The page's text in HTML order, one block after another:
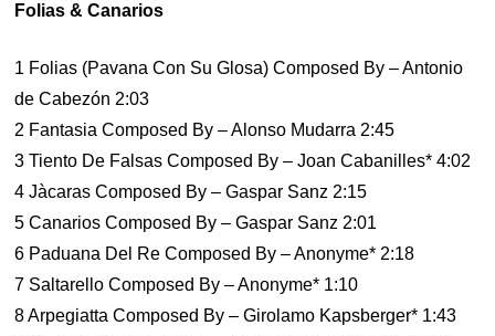
Folias & Canarios
1 Folias (Pavana Con Su Glosa) Composed By – Antonio
de Cabezón 2:03
2 Fantasia Composed By – Alonso Mudarra 2:45
3 Tiento De Falsas Composed By – Joan Cabanilles* 4:02
4 Jàcaras Composed By – Gaspar Sanz 2:15
5 Canarios Composed By – Gaspar Sanz 2:01
6 Paduana Del Re Composed By – Anonyme* 2:18
7 Saltarello Composed By – Anonyme* 1:10
8 Arpegiatta Composed By – Girolamo Kapsberger* 1:43